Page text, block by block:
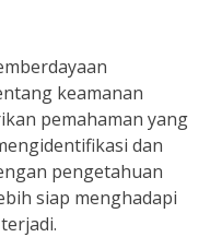
keamanan
pemahaman yang
dan
pengetahuan
siap menghadapi